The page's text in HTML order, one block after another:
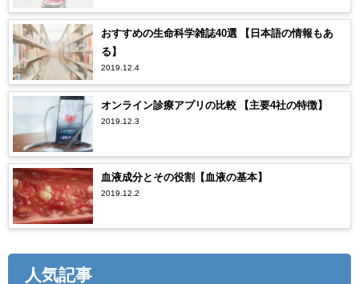
おすすめの生命科学雑誌40選 【日本語の情報もあ
る】
2019.12.4
オンライン診療アプリの比較 【主要4社の特徴】
2019.12.3
血液成分とその役割【血液の基本】
2019.12.2
人気記事